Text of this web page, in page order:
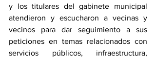
y los titulares del gabinete municipal
atendieron y escucharon a vecinas y
vecinos para dar seguimiento a sus
peticiones en temas relacionados con
servicios públicos, infraestructura,